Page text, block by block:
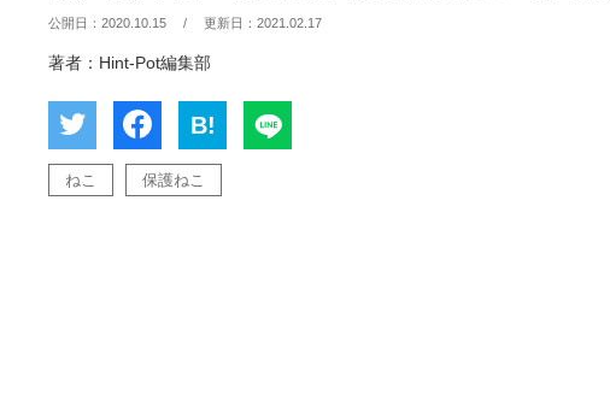
公開日：2020.10.15 / 更新日：2021.02.17
著者：Hint-Pot編集部
B!
ねこ 保護ねこ